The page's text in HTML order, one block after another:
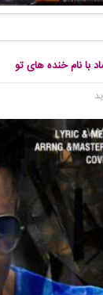
با نام خنده های تو